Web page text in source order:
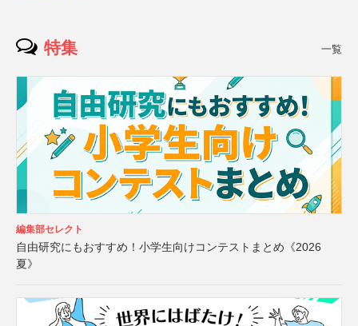
特集 一覧
編集部セレクト
自由研究にもおすすめ！小学生向けコンテストまとめ《2026
夏》